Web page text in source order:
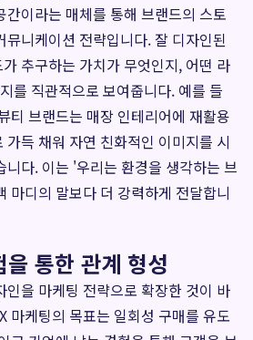
이라는 매체를 통해 브랜드의 스토
뮤니케이션 전략입니다. 잘 디자인된
추구하는 가치가 무엇인지, 어떤 라
를 직관적으로 보여줍니다. 예를 들
티 브랜드는 매장 인테리어에 재활용
득 채워 자연 친화적인 이미지를 시
니다. 이는 '우리는 환경을 생각하는 브
마디의 말보다 더 강력하게 전달합니
통한 관계 형성
인을 마케팅 전략으로 확장한 것이 바
마케팅의 목표는 일회성 구매를 유도